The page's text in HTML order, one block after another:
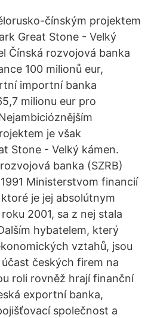
čínským projektem
Great Stone - Velký
Čínská rozvojová banka
100 milionů eur,
importní banka
milionu eur pro
je však
Stone - Velký kámen.
banka (SZRB)
Ministerstvom financií
je jej absolútnym
2001, sa z nej stala
hybatelem, který
vztahů, jsou
českých firem na
roli rovněž hrají finanční
exportní banka,
společnost a